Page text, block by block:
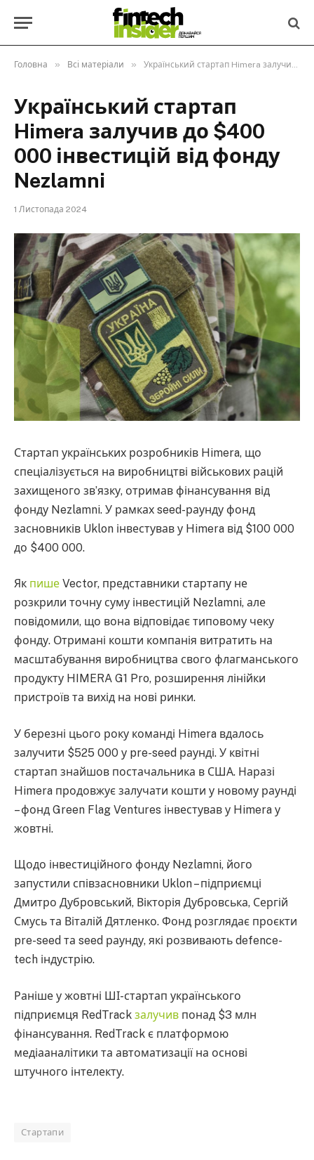
Головна » Всі матеріали » Український стартап Himera залучив до $400 000 інвестицій від фонду Nezlamni
Український стартап
Himera залучив до $400
000 інвестицій від фонду
Nezlamni
1 Листопада 2024
Стартап українських розробників Himera, що
спеціалізується на виробництві військових рацій
захищеного звʼязку, отримав фінансування від
фонду Nezlamni. У рамках seed-раунду фонд
засновників Uklon інвестував у Himera від $100 000
до $400 000.
Як пише Vector, представники стартапу не
розкрили точну суму інвестицій Nezlamni, але
повідомили, що вона відповідає типовому чеку
фонду. Отримані кошти компанія витратить на
масштабування виробництва свого флагманського
продукту HIMERA G1 Pro, розширення лінійки
пристроїв та вихід на нові ринки.
У березні цього року команді Himera вдалось
залучити $525 000 у pre-seed раунді. У квітні
стартап знайшов постачальника в США. Наразі
Himera продовжує залучати кошти у новому раунді
– фонд Green Flag Ventures інвестував у Himera у
жовтні.
Щодо інвестиційного фонду Nezlamni, його
запустили співзасновники Uklon – підприємці
Дмитро Дубровський, Вікторія Дубровська, Сергій
Смусь та Віталій Дятленко. Фонд розглядає проєкти
pre-seed та seed раунду, які розвивають defence-
tech індустрію.
Раніше у жовтні ШІ-стартап українського
підприємця RedTrack залучив понад $3 млн
фінансування. RedTrack є платформою
медіааналітики та автоматизації на основі
штучного інтелекту.
Стартапи